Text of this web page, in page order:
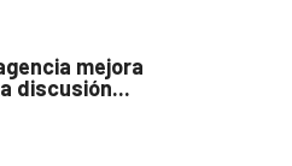
mejora
discusión...